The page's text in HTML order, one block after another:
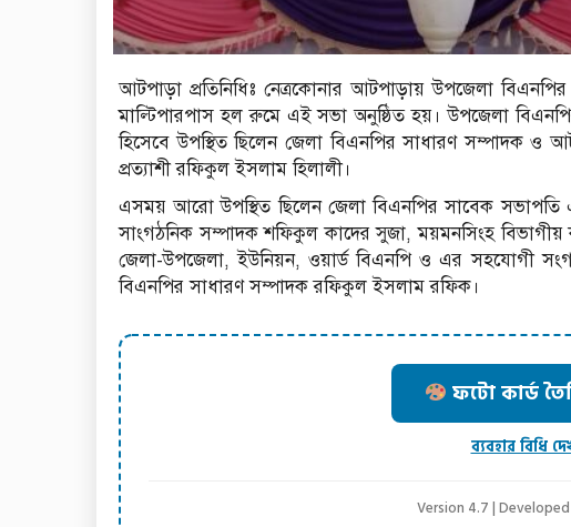
আটপাড়া প্রতিনিধিঃ নেত্রকোনার আটপাড়ায় উপজেলা
মাল্টিপারপাস হল রুমে এই সভা অনুষ্ঠিত হয়। উপজেলা
হিসেবে উপস্থিত ছিলেন জেলা বিএনপির সাধারণ সম্পাদক ও
প্রত্যাশী রফিকুল ইসলাম হিলালী।
এসময় আরো উপস্থিত ছিলেন জেলা বিএনপির সাবেক
সাংগঠনিক সম্পাদক শফিকুল কাদের সুজা, ময়মনসিংহ বিভাগীয়
জেলা-উপজেলা, ইউনিয়ন, ওয়ার্ড বিএনপি ও এর সহযোগী
বিএনপির সাধারণ সম্পাদক রফিকুল ইসলাম রফিক।
ফটো কার্ড
ব্যবহার বিধি
Version 4.7 |